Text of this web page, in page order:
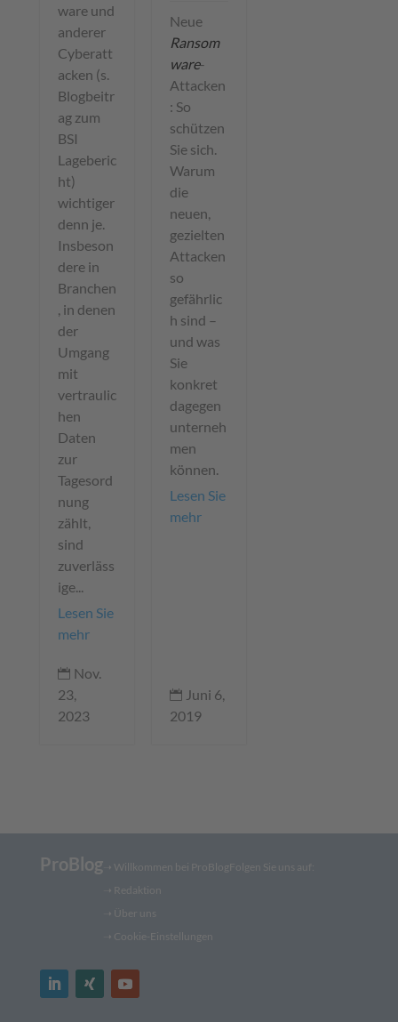
ware und
anderer
Cyberatt
acken (s.
Blogbeitr
ag zum
BSI
Lageberic
ht)
wichtiger
denn je.
Insbeson
dere in
Branchen
, in denen
der
Umgang
mit
vertraulic
hen
Daten
zur
Tagesord
nung
zählt,
sind
zuverläss
ige...
Lesen Sie
mehr
 Nov.
23,
2023
Neue
Ransom
ware-
Attacken
: So
schützen
Sie sich.
Warum
die
neuen,
gezielten
Attacken
so
gefährlic
h sind –
und was
Sie
konkret
dagegen
unterneh
men
können.
Lesen Sie
mehr
 Juni 6,
2019
ProBlog➝ Willkommen bei ProBlog
➝ Redaktion
➝ Über uns
➝ Cookie-Einstellungen
Folgen Sie uns auf: